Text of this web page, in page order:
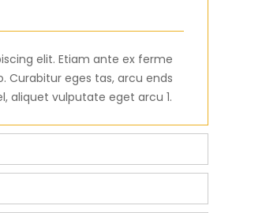
elit. Etiam ante ex ferme
Curabitur eges tas, arcu ends
aliquet vulputate eget arcu 1.